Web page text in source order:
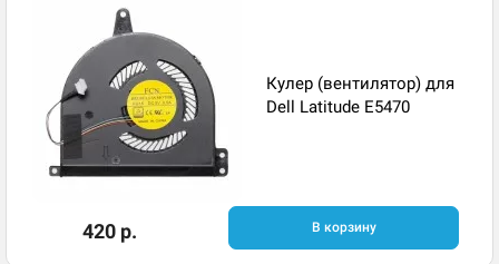
Кулер (вентилятор) для
Dell Latitude E5470
420 р. В корзину